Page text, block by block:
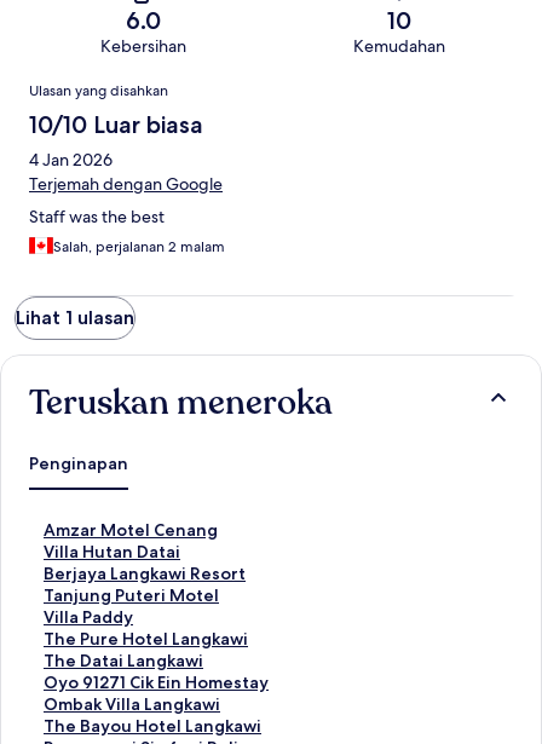
6.0
Kebersihan
10
Kemudahan
Ulasan
Ulasan yang disahkan
10/10 Luar biasa
4 Jan 2026
Terjemah dengan Google
Staff was the best
Salah, perjalanan 2 malam
Lihat 1 ulasan
Teruskan meneroka
Penginapan
Amzar Motel Cenang
P
a
u
t
a
n
S
t
a
n
Villa Hutan Datai
P
a
u
t
a
n
S
t
a
Berjaya Langkawi Resort
P
a
u
t
a
n
S
t
Tanjung Puteri Motel
P
a
u
t
a
n
S
Villa Paddy
P
a
u
t
a
n
The Pure Hotel Langkawi
P
a
u
t
a
The Datai Langkawi
P
a
u
t
Oyo 91271 Cik Ein Homestay
P
a
u
Ombak Villa Langkawi
P
a
The Bayou Hotel Langkawi
P